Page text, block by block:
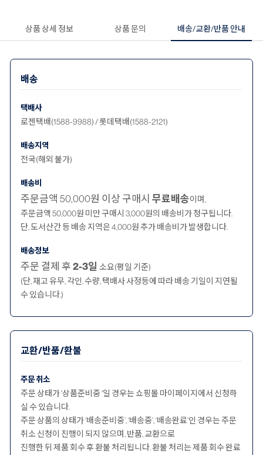
상품 상세 정보 상품 문의 배송/교환/반품 안내
배송
택배사
로젠택배(1588-9988) / 롯데택배(1588-2121)
배송지역
전국(해외 불가)
배송비
주문금액 50,000원 이상 구매시 무료배송이며,
주문금액 50,000원 미만 구매시 3,000원의 배송비가 청구됩니다.
단, 도서산간 등 배송 지역은 4,000원 추가 배송비가 발생합니다.
배송정보
주문 결제 후2-3일 소요(평일 기준)
(단, 재고 유무, 각인, 수량, 택배사 사정등에 따라 배송 기일이 지연될
수 있습니다.)
교환/반품/환불
주문 취소
주문 상태가 '상품준비중 '일 경우는 쇼핑몰 마이페이지에서 신청하
실 수 있습니다.
주문 상품의 상태가 ‘배송준비중’, ‘배송중’, ‘배송완료’인 경우는 주문
취소 신청이 진행이 되지 않으며, 반품, 교환으로
진행한 뒤 제품 회수 후 환불 처리됩니다. 환불 처리는 제품 회수 완료